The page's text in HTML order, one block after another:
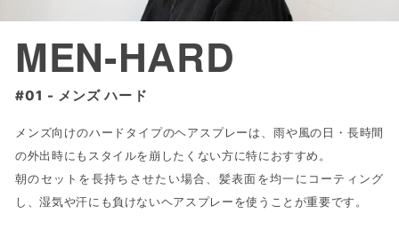
MEN-HARD
メンズ ハード
メンズ向けのハードタイプのヘアスプレーは、雨や風の日・長時間
の外出時にもスタイルを崩したくない方に特におすすめ。
朝のセットを長持ちさせたい場合、髪表面を均一にコーティング
し、湿気や汗にも負けないヘアスプレーを使うことが重要です。